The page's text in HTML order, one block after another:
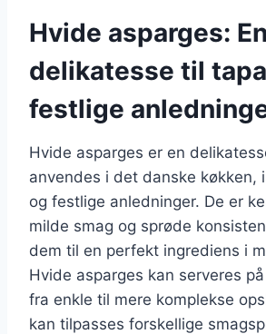
Hvide asparges: En
delikatesse til
festlige
Hvide asparges er en
anvendes i det danske køkken,
og festlige anledninger. De er
milde smag og sprøde
dem til en perfekt ingrediens i
Hvide asparges kan serveres
fra enkle til mere komplekse
kan tilpasses forskellige